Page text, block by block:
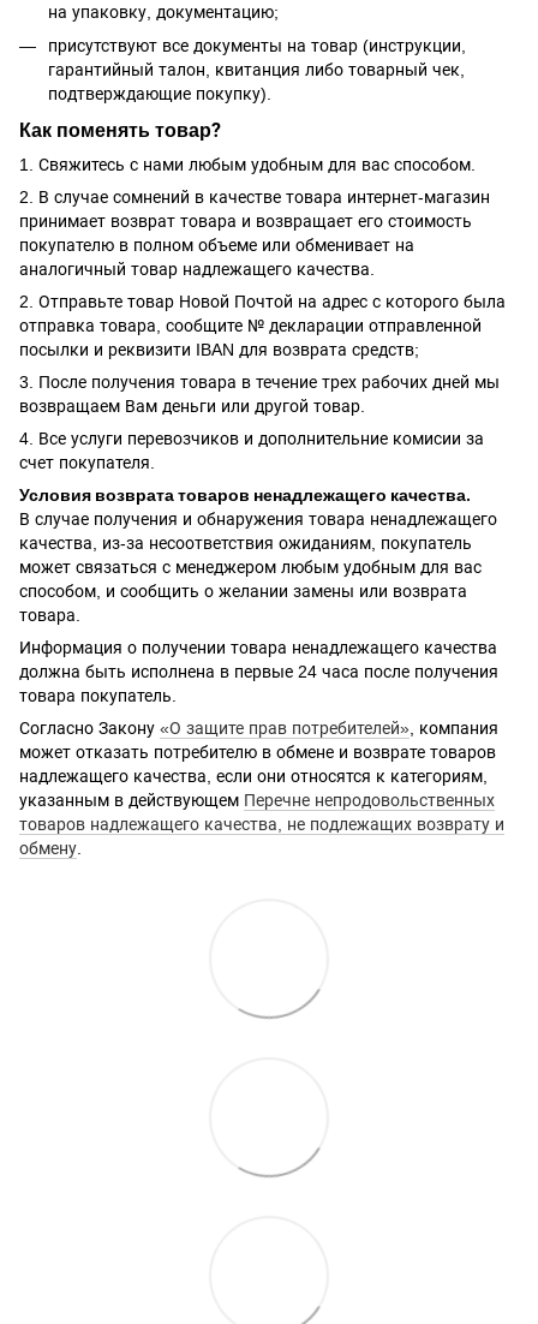
на упаковку, документацию;
присутствуют все документы на товар (инструкции,
гарантийный талон, квитанция либо товарный чек,
подтверждающие покупку).
Как поменять товар?
1. Свяжитесь с нами любым удобным для вас способом.
2. В случае сомнений в качестве товара интернет-магазин
принимает возврат товара и возвращает его стоимость
покупателю в полном объеме или обменивает на
аналогичный товар надлежащего качества.
2. Отправьте товар Новой Почтой на адрес с которого была
отправка товара, сообщите № декларации отправленной
посылки и реквизити IBAN для возврата средств;
3. После получения товара в течение трех рабочих дней мы
возвращаем Вам деньги или другой товар.
4. Все услуги перевозчиков и дополнительние комисии за
счет покупателя.
Условия возврата товаров ненадлежащего качества.
В случае получения и обнаружения товара ненадлежащего
качества, из-за несоответствия ожиданиям, покупатель
может связаться с менеджером любым удобным для вас
способом, и сообщить о желании замены или возврата
товара.
Информация о получении товара ненадлежащего качества
должна быть исполнена в первые 24 часа после получения
товара покупатель.
Согласно Закону «О защите прав потребителей» , компания
может отказать потребителю в обмене и возврате товаров
надлежащего качества, если они относятся к категориям,
указанным в действующем Перечне непродовольственных
товаров надлежащего качества, не подлежащих возврату и
обмену